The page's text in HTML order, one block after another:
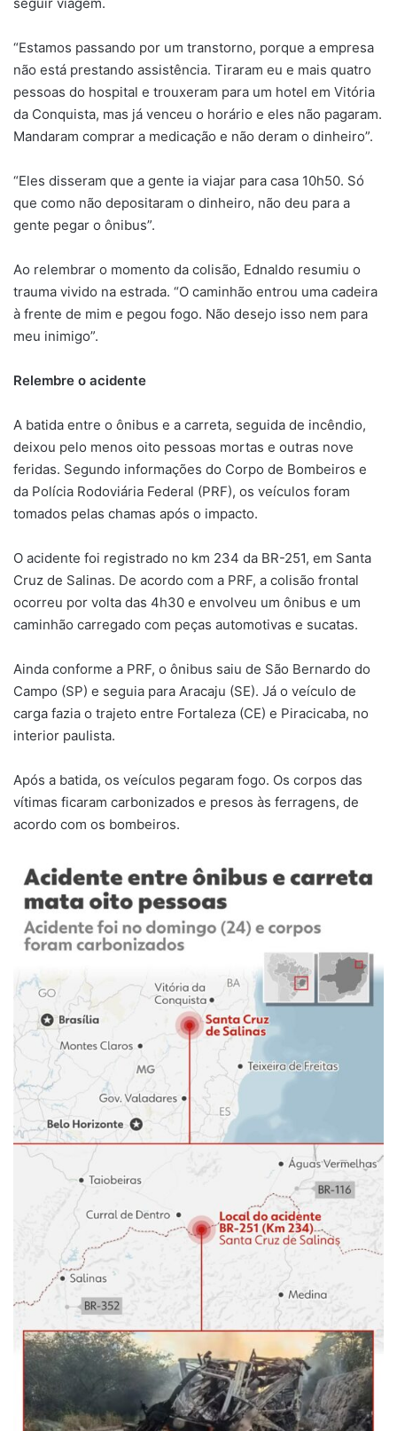
seguir viagem.
“Estamos passando por um transtorno, porque a empresa
não está prestando assistência. Tiraram eu e mais quatro
pessoas do hospital e trouxeram para um hotel em Vitória
da Conquista, mas já venceu o horário e eles não pagaram.
Mandaram comprar a medicação e não deram o dinheiro”.
“Eles disseram que a gente ia viajar para casa 10h50. Só
que como não depositaram o dinheiro, não deu para a
gente pegar o ônibus”.
Ao relembrar o momento da colisão, Ednaldo resumiu o
trauma vivido na estrada. “O caminhão entrou uma cadeira
à frente de mim e pegou fogo. Não desejo isso nem para
meu inimigo”.
Relembre o acidente
A batida entre o ônibus e a carreta, seguida de incêndio,
deixou pelo menos oito pessoas mortas e outras nove
feridas. Segundo informações do Corpo de Bombeiros e
da Polícia Rodoviária Federal (PRF), os veículos foram
tomados pelas chamas após o impacto.
O acidente foi registrado no km 234 da BR-251, em Santa
Cruz de Salinas. De acordo com a PRF, a colisão frontal
ocorreu por volta das 4h30 e envolveu um ônibus e um
caminhão carregado com peças automotivas e sucatas.
Ainda conforme a PRF, o ônibus saiu de São Bernardo do
Campo (SP) e seguia para Aracaju (SE). Já o veículo de
carga fazia o trajeto entre Fortaleza (CE) e Piracicaba, no
interior paulista.
Após a batida, os veículos pegaram fogo. Os corpos das
vítimas ficaram carbonizados e presos às ferragens, de
acordo com os bombeiros.